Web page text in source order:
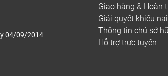
04/09/2014
Giao hàng & Hoàn
Giải quyết khiếu nại
Thông tin chủ sở
Hỗ trợ trực tuyến